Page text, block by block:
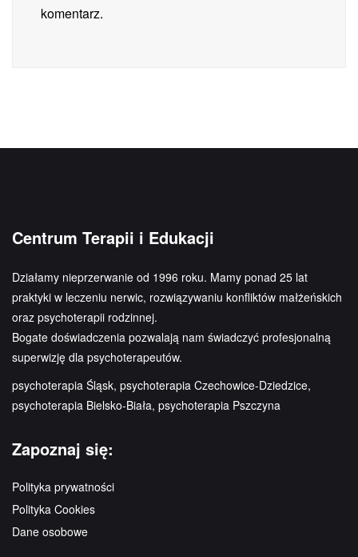
komentarz.
Centrum Terapii i Edukacji
Działamy nieprzerwanie od 1996 roku. Mamy ponad 25 lat
praktyki w leczeniu nerwic, rozwiązywaniu konfliktów małżeńskich
oraz psychoterapii rodzinnej.
Bogate doświadczenia pozwalają nam świadczyć profesjonalną
superwizję dla psychoterapeutów.
psychoterapia Śląsk, psychoterapia Czechowice-Dziedzice,
psychoterapia Bielsko-Biała, psychoterapia Pszczyna
Zapoznaj się:
Polityka prywatności
Polityka Cookies
Dane osobowe